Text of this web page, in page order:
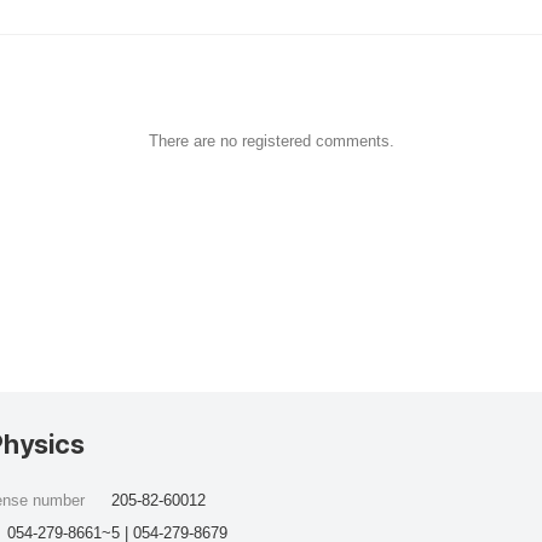
There are no registered comments.
number
205-82-60012
054-279-8661~5 | 054-279-8679